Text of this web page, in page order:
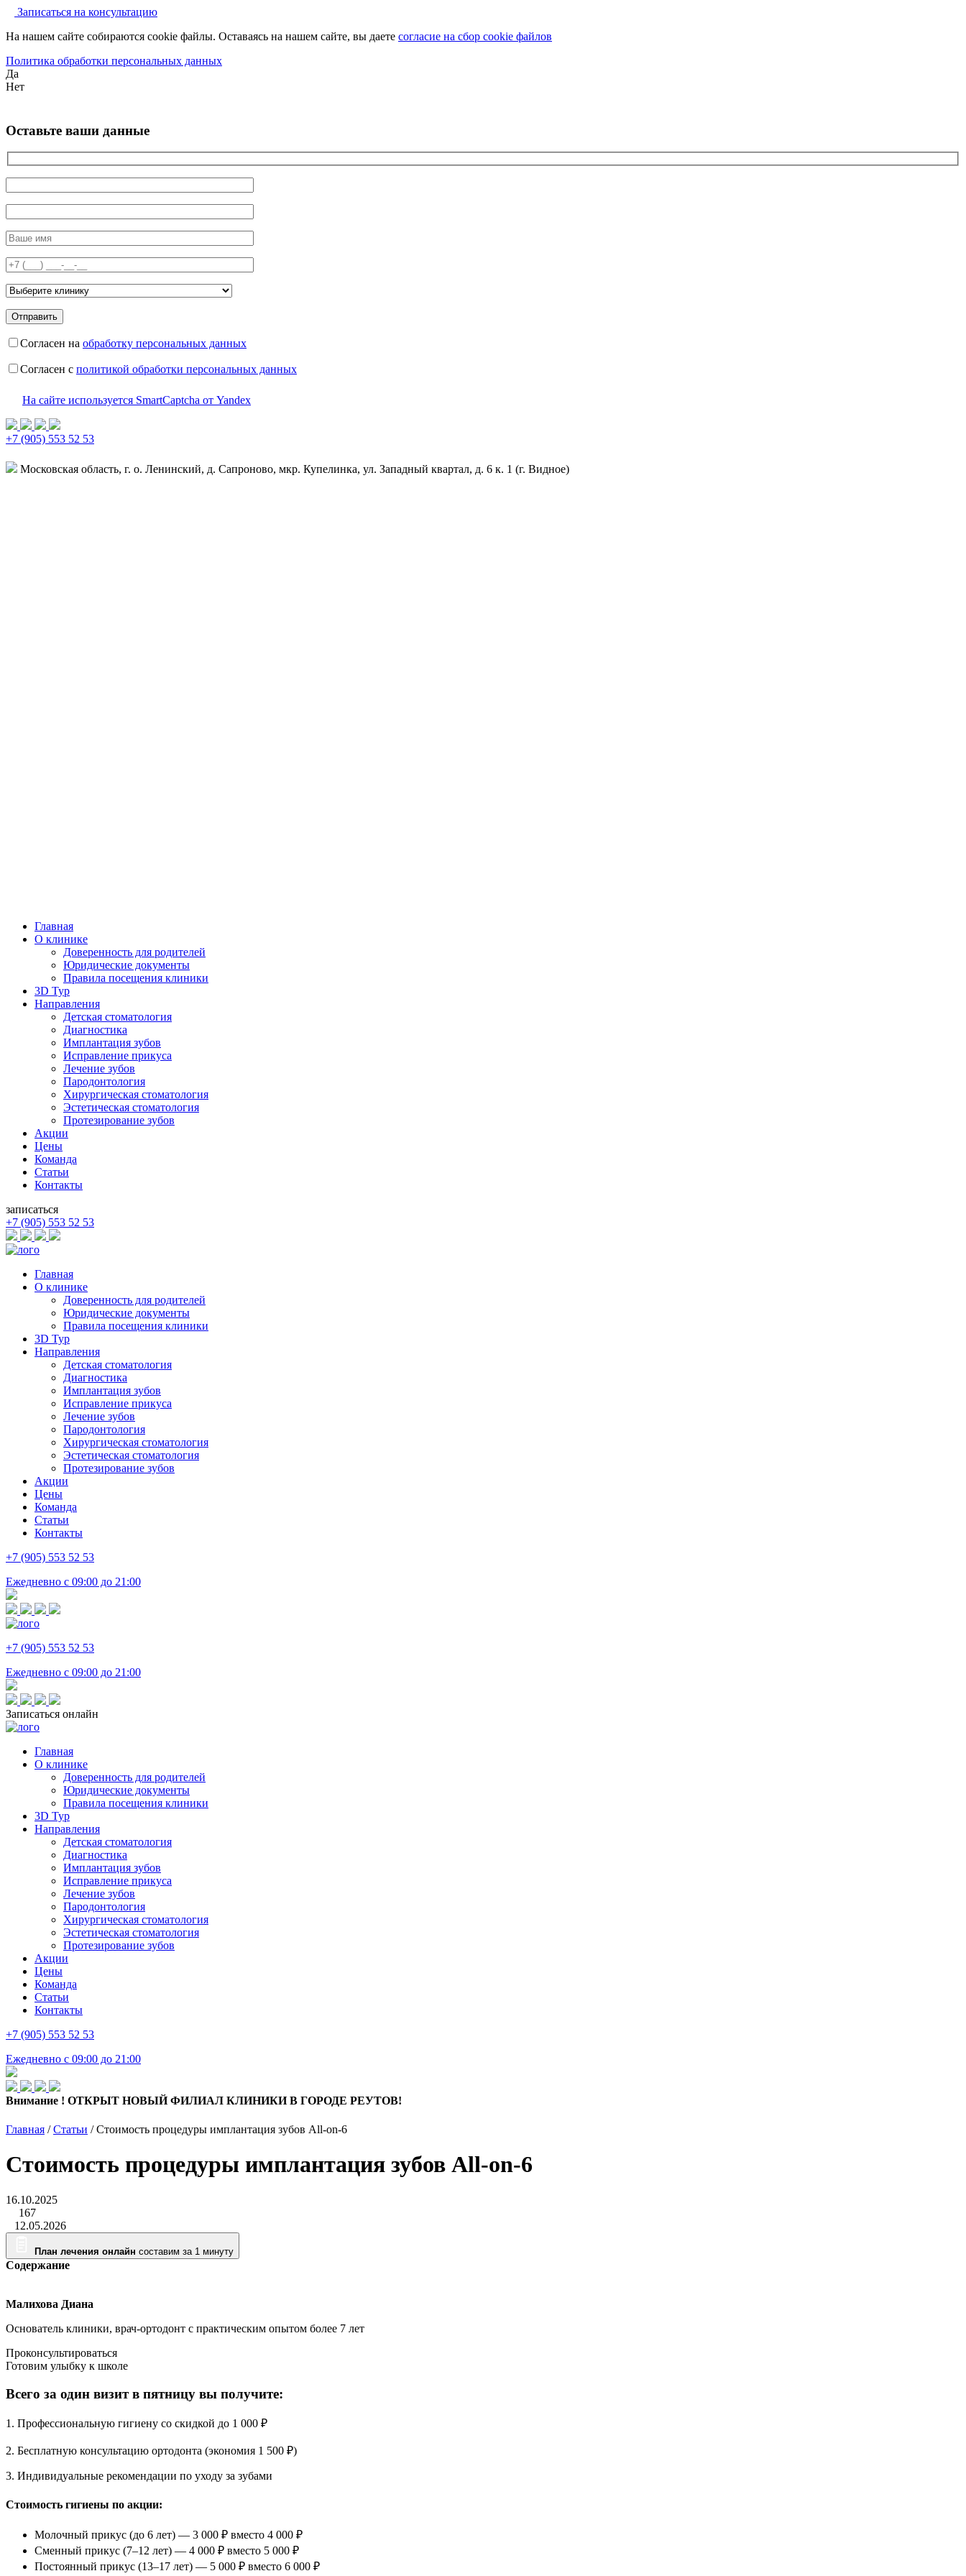
Записаться на консультацию
На нашем сайте собираются cookie файлы. Оставаясь на нашем сайте, вы даете согласие на сбор cookie файлов
Политика обработки персональных данных
Да
Нет
Оставьте ваши данные
Согласен на обработку персональных данных
Согласен с политикой обработки персональных данных
На сайте используется SmartCaptcha от Yandex
+7 (905) 553 52 53
Московская область, г. о. Ленинский, д. Сапроново, мкр. Купелинка, ул. Западный квартал, д. 6 к. 1 (г. Видное)
Главная
О клинике
Доверенность для родителей
Юридические документы
Правила посещения клиники
3D Тур
Направления
Детская стоматология
Диагностика
Имплантация зубов
Исправление прикуса
Лечение зубов
Пародонтология
Хирургическая стоматология
Эстетическая стоматология
Протезирование зубов
Акции
Цены
Команда
Статьи
Контакты
записаться
+7 (905) 553 52 53
Главная
О клинике
Доверенность для родителей
Юридические документы
Правила посещения клиники
3D Тур
Направления
Детская стоматология
Диагностика
Имплантация зубов
Исправление прикуса
Лечение зубов
Пародонтология
Хирургическая стоматология
Эстетическая стоматология
Протезирование зубов
Акции
Цены
Команда
Статьи
Контакты
+7 (905) 553 52 53
Ежедневно с 09:00 до 21:00
+7 (905) 553 52 53
Ежедневно с 09:00 до 21:00
Записаться онлайн
Главная
О клинике
Доверенность для родителей
Юридические документы
Правила посещения клиники
3D Тур
Направления
Детская стоматология
Диагностика
Имплантация зубов
Исправление прикуса
Лечение зубов
Пародонтология
Хирургическая стоматология
Эстетическая стоматология
Протезирование зубов
Акции
Цены
Команда
Статьи
Контакты
+7 (905) 553 52 53
Ежедневно с 09:00 до 21:00
Внимание ! ОТКРЫТ НОВЫЙ ФИЛИАЛ КЛИНИКИ В ГОРОДЕ РЕУТОВ!
Главная /Статьи /Стоимость процедуры имплантация зубов All-on-6
Стоимость процедуры имплантация зубов All-on-6
16.10.2025
167
12.05.2026
План лечения онлайн составим за 1 минуту
Содержание
Малихова Диана
Основатель клиники, врач-ортодонт с практическим опытом более 7 лет
Проконсультироваться
Готовим улыбку к школе
Всего за один визит в пятницу вы получите:
1. Профессиональную гигиену со скидкой до 1 000 ₽
2. Бесплатную консультацию ортодонта (экономия 1 500 ₽)
3. Индивидуальные рекомендации по уходу за зубами
Стоимость гигиены по акции:
Молочный прикус (до 6 лет) — 3 000 ₽ вместо 4 000 ₽
Сменный прикус (7–12 лет) — 4 000 ₽ вместо 5 000 ₽
Постоянный прикус (13–17 лет) — 5 000 ₽ вместо 6 000 ₽